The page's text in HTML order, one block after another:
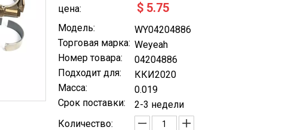
цена: $ 5.75
Модель:
WY04204886
Торговая марка: Weyeah
Номер товара:
04204886
Подходит для:
ККИ2020
Масса:
0.019
Срок поставки:
2-3 недели
Количество: